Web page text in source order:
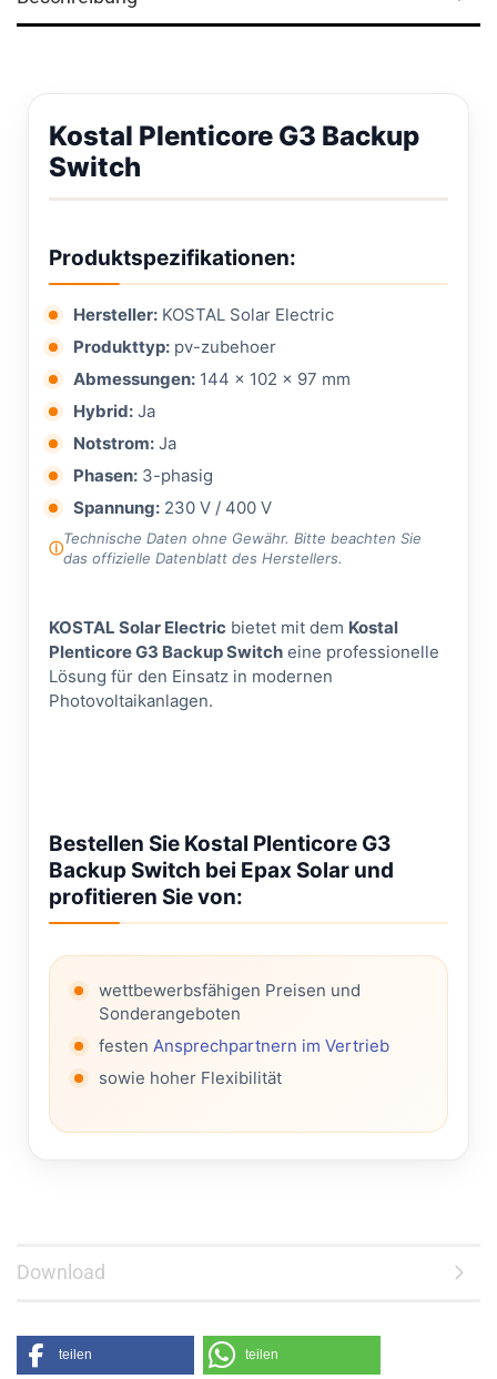
Kostal Plenticore G3 Backup
Switch
Produktspezifikationen:
Hersteller: KOSTAL Solar Electric
Produkttyp: pv-zubehoer
Abmessungen: 144 × 102 × 97 mm
Hybrid: Ja
Notstrom: Ja
Phasen: 3-phasig
Spannung: 230 V / 400 V
Technische Daten ohne Gewähr. Bitte beachten Sie
das offizielle Datenblatt des Herstellers.
KOSTAL Solar Electric bietet mit dem Kostal
Plenticore G3 Backup Switch eine professionelle
Lösung für den Einsatz in modernen
Photovoltaikanlagen.
Bestellen Sie Kostal Plenticore G3
Backup Switch bei Epax Solar und
profitieren Sie von:
wettbewerbsfähigen Preisen und
Sonderangeboten
festen Ansprechpartnern im Vertrieb
sowie hoher Flexibilität
Download
teilen teilen